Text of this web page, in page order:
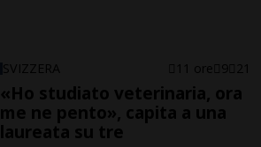
SVIZZERA 11 ore 9 21
«Ho studiato veterinaria, ora
me ne pento», capita a una
laureata su tre